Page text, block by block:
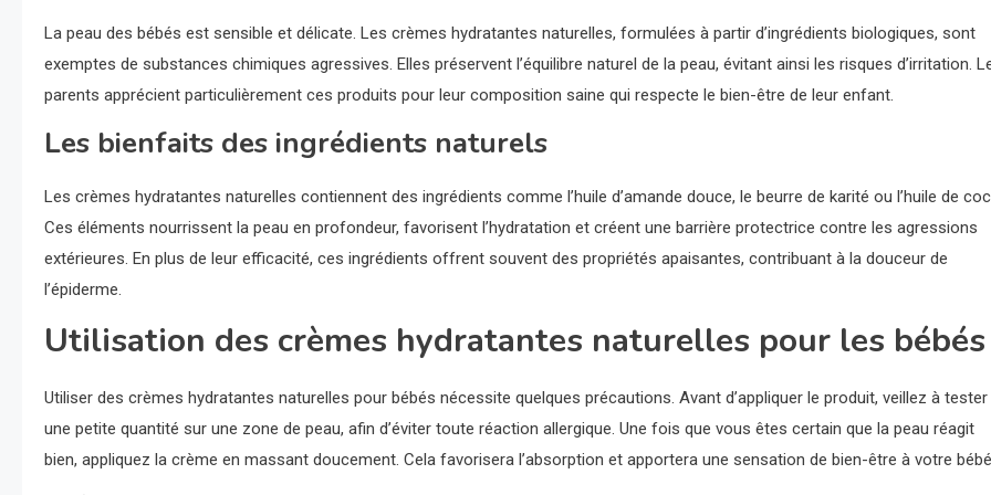
La peau des bébés est sensible et délicate. Les crèmes hydratantes naturelles, formulées à partir d’ingrédients biologiques, sont
exemptes de substances chimiques agressives. Elles préservent l’équilibre naturel de la peau, évitant ainsi les risques d’irritation.
parents apprécient particulièrement ces produits pour leur composition saine qui respecte le bien-être de leur enfant.
Les bienfaits des ingrédients naturels
Les crèmes hydratantes naturelles contiennent des ingrédients comme l’huile d’amande douce, le beurre de karité ou l’huile de
Ces éléments nourrissent la peau en profondeur, favorisent l’hydratation et créent une barrière protectrice contre les agressions
extérieures. En plus de leur efficacité, ces ingrédients offrent souvent des propriétés apaisantes, contribuant à la douceur de
l’épiderme.
Utilisation des crèmes hydratantes naturelles pour les bébés
Utiliser des crèmes hydratantes naturelles pour bébés nécessite quelques précautions. Avant d’appliquer le produit, veillez à tester
une petite quantité sur une zone de peau, afin d’éviter toute réaction allergique. Une fois que vous êtes certain que la peau réagit
bien, appliquez la crème en massant doucement. Cela favorisera l’absorption et apportera une sensation de bien-être à votre